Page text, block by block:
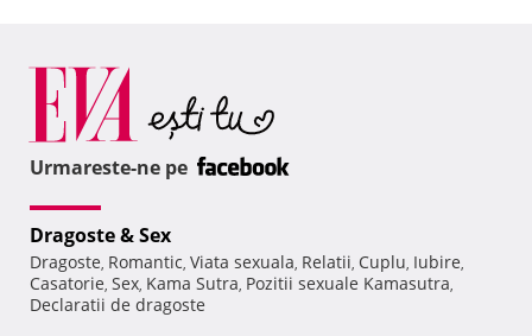
Urmareste-ne pe
Dragoste & Sex
Dragoste, Romantic, Viata sexuala, Relatii, Cuplu, Iubire,
Casatorie, Sex, Kama Sutra, Pozitii sexuale Kamasutra,
Declaratii de dragoste